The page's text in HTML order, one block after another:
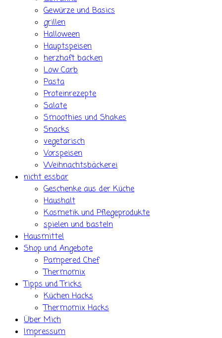
Gewürze und Basics
grillen
Halloween
Hauptspeisen
herzhaft backen
Low Carb
Pasta
Proteinrezepte
Salate
Smoothies und Shakes
Snacks
vegetarisch
Vorspeisen
Weihnachtsbäckerei
nicht essbar
Geschenke aus der Küche
Haushalt
Kosmetik und Pflegeprodukte
spielen und basteln
Hausmittel
Shop und Angebote
Pampered Chef
Thermomix
Tipps und Tricks
Küchen Hacks
Thermomix Hacks
Über Mich
Impressum